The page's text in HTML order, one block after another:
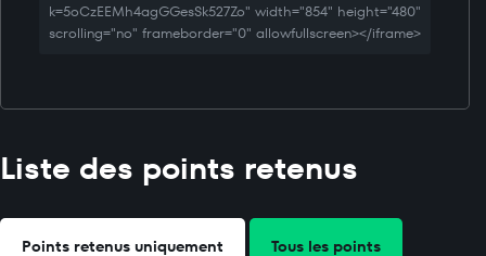
k=5oCzEEMh4agGGesSk527Zo" width="854" height="480"
scrolling="no" frameborder="0" allowfullscreen></iframe>
Liste des points retenus
Points retenus uniquement Tous les points